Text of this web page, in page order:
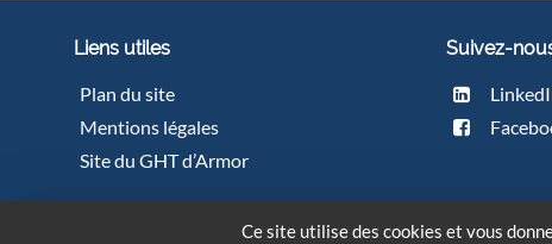
Liens utiles
Plan du site
Mentions légales
Site du GHT d’Armor
Suivez-
© Fonds Liamm | Tous droits
Ce site utilise des cookies et vous